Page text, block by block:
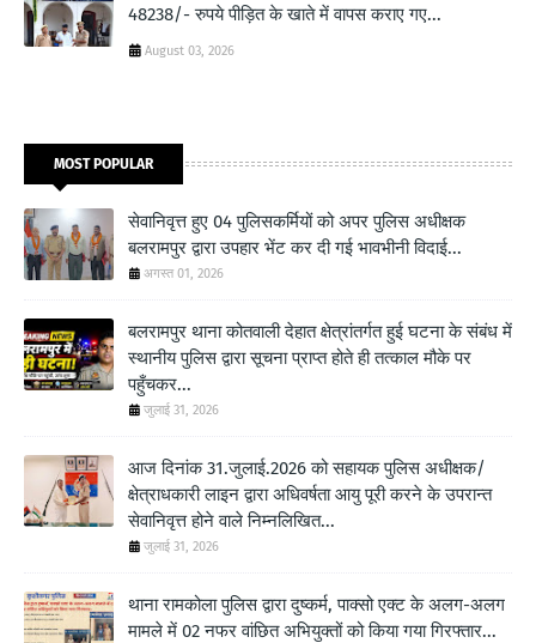
48238/- रुपये पीड़ित के खाते में वापस कराए गए...
August 03, 2026
MOST POPULAR
सेवानिवृत्त हुए 04 पुलिसकर्मियों को अपर पुलिस अधीक्षक
बलरामपुर द्वारा उपहार भेंट कर दी गई भावभीनी विदाई...
अगस्त 01, 2026
बलरामपुर थाना कोतवाली देहात क्षेत्रांतर्गत हुई घटना के संबंध में
स्थानीय पुलिस द्वारा सूचना प्राप्त होते ही तत्काल मौके पर
पहुँचकर...
जुलाई 31, 2026
आज दिनांक 31.जुलाई.2026 को सहायक पुलिस अधीक्षक/
क्षेत्राधकारी लाइन द्वारा अधिवर्षता आयु पूरी करने के उपरान्त
सेवानिवृत्त होने वाले निम्नलिखित...
जुलाई 31, 2026
थाना रामकोला पुलिस द्वारा दुष्कर्म, पाक्सो एक्ट के अलग-अलग
मामले में 02 नफर वांछित अभियुक्तों को किया गया गिरफ्तार...